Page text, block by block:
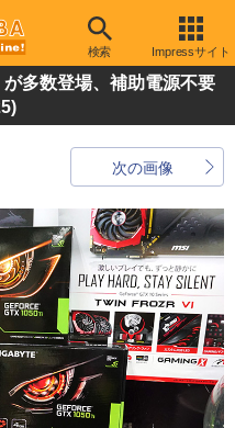
検索 Impressサイト
多数登場、補助電源不要
次の画像